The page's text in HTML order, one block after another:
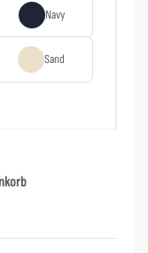
Navy
Sand